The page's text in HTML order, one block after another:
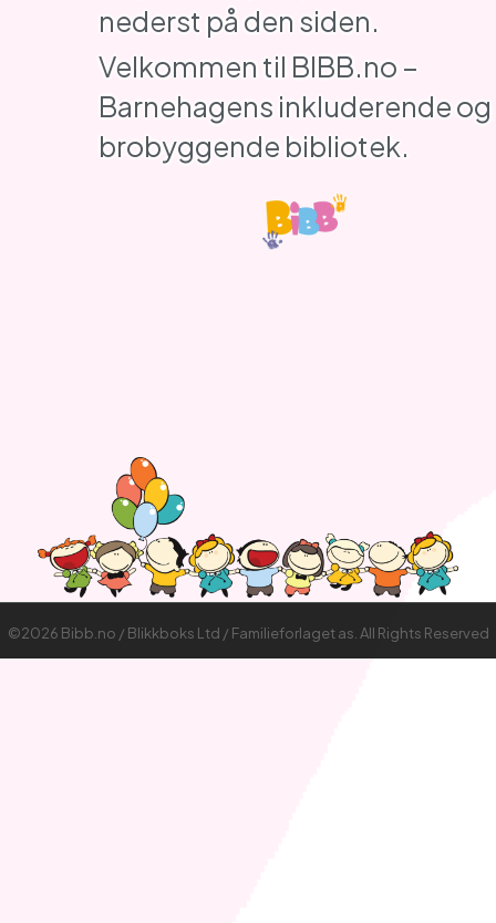
nederst på den siden.
Velkommen til BIBB.no –
Barnehagens inkluderende og
brobyggende bibliotek.
©2026 Bibb.no / Blikkboks Ltd / Familieforlaget as. All Rights Reserved